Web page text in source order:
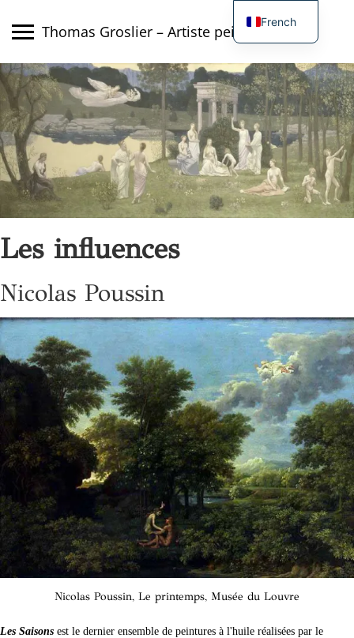
Thomas Groslier – Artiste peintre
Les influences
Nicolas Poussin
Nicolas Poussin, Le printemps, Musée du Louvre
Les Saisons est le dernier ensemble de peintures à l'huile réalisées par le
French
English